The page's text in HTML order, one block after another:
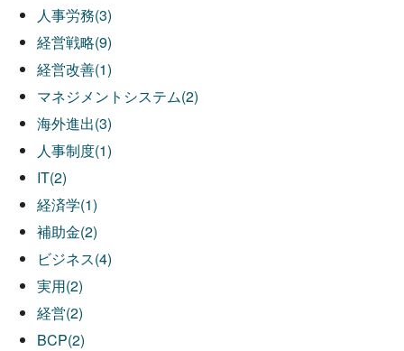
人事労務(3)
経営戦略(9)
経営改善(1)
マネジメントシステム(2)
海外進出(3)
人事制度(1)
IT(2)
経済学(1)
補助金(2)
ビジネス(4)
実用(2)
経営(2)
BCP(2)